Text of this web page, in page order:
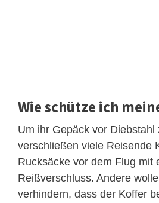
Wie schütze ich
Um ihr Gepäck vor Diebstahl
verschließen viele Reisende
Rucksäcke vor dem Flug mit
Reißverschluss. Andere
verhindern, dass der Koffer